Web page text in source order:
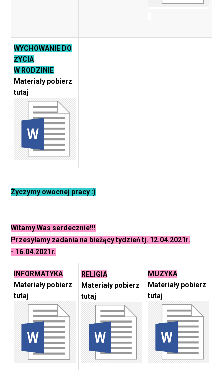
WYCHOWANIE DO
ŻYCIA
W RODZINIE
Materiały pobierz
tutaj
Życzymy owocnej pracy :)
Witamy Was serdecznie!!!
Przesyłamy zadania na bieżący tydzień tj. 12.04.2021r.
- 16.04.2021r.
INFORMATYKA
Materiały pobierz
tutaj
RELIGIA
Materiały pobierz
tutaj
MUZYKA
Materiały pobierz
tutaj